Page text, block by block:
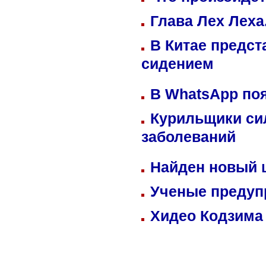
Глава Лех
В Китае
сидением
В WhatsApp
Курильщики
заболеваний
Найден
Ученые
Хидео